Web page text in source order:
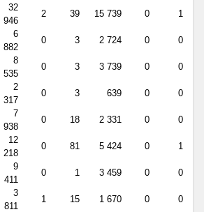
32
946
2 39 15 739 0 1
6
882
0 3 2 724 0 0
8
535
0 3 3 739 0 0
2
317
0 3 639 0 0
7
938
0 18 2 331 0 0
12
218
0 81 5 424 0 1
9
411
0 1 3 459 0 0
3
811
1 15 1 670 0 0